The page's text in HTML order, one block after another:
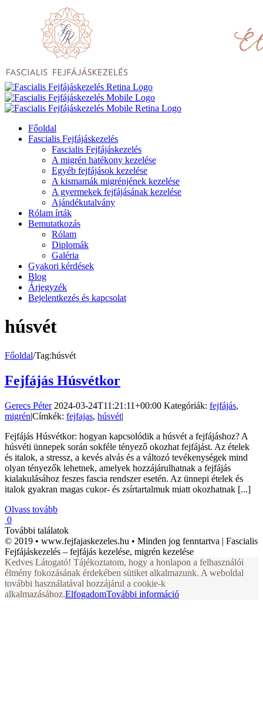
Főoldal
Fascialis Fejfájáskezelés
Fascialis Fejfájáskezelés
A migrén hatékony kezelése
Egyéb fejfájások kezelése
A kismamák migrénjének kezelése
A gyermekek fejfájásának kezelése
Ajándékutalvány
Rólam írták
Bemutatkozás
Rólam
Diplomák
Galéria
Gyakori kérdések
Blog
Árjegyzék
Bejelentkezés és kapcsolat
húsvét
Főoldal/Tag:húsvét
Fejfájás Húsvétkor
Gerecs Péter 2024-03-24T11:21:11+00:00 Kategóriák: fejfájás,
migrén|Címkék: fejfajas, húsvét|
Fejfájás Húsvétkor: hogyan kapcsolódik a húsvét a fejfájáshoz? A
húsvéti ünnepek során sokféle tényező okozhat fejfájást. Az ételek
és italok, a stressz, a kevés alvás és a változó tevékenységek mind
olyan tényezők lehetnek, amelyek hozzájárulhatnak a fejfájás
kialakulásához feszes fascia rendszer esetén. Az ünnepi ételek és
italok gyakran magas cukor- és zsírtartalmuk miatt okozhatnak [...]
Olvass tovább
0
További találatok
© 2019 • www.fejfajaskezeles.hu • Minden jog fenntartva | Fascialis
Fejfájáskezelés – fejfájás kezelése, migrén kezelése
Kedves Látogató! Tájékoztatom, hogy a honlapon a felhasználói
élmény fokozásának érdekében sütiket alkalmazunk. A weboldal
további használatával hozzájárul a cookie-k
alkalmazásához.ElfogadomTovábbi információ